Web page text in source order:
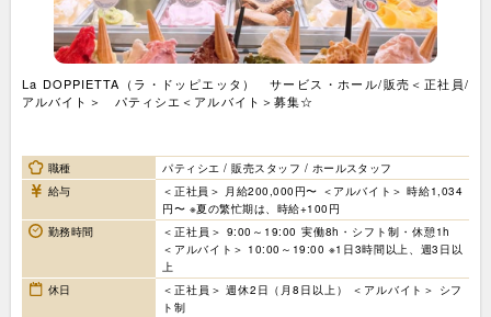
La DOPPIETTA（ラ・ドッピエッタ） サービス・ホール/販売＜正社員/
アルバイト＞ パティシエ＜アルバイト＞募集☆
職種
パティシエ / 販売スタッフ / ホールスタッフ
給与
＜正社員＞ 月給200,000円〜 ＜アルバイト＞ 時給1,034
円〜 ※夏の繁忙期は、時給+100円
勤務時間
＜正社員＞ 9:00～19:00 実働8h・シフト制・休憩1h
＜アルバイト＞ 10:00～19:00 ※1日3時間以上、週3日以
上
休日
＜正社員＞ 週休2日（月8日以上） ＜アルバイト＞ シフ
ト制